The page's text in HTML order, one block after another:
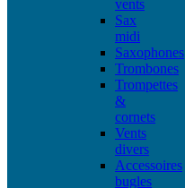
vents
Sax
midi
Saxophones
Trombones
Trompettes
&
cornets
Vents
divers
Accessoires
bugles